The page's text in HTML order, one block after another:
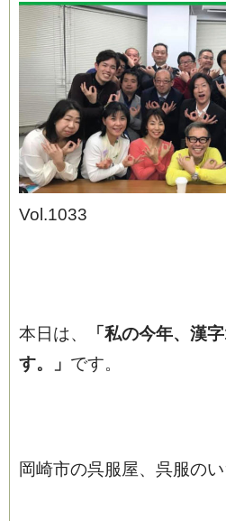
Vol.1033
本日は、 「私の今年、漢
す。
」 です。
岡崎市の呉服屋、呉服のい